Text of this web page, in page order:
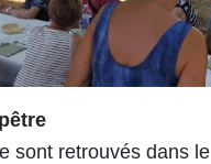
sont retrouvés dans le